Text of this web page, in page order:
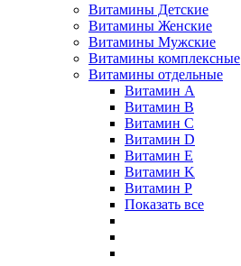
Витамины Детские
Витамины Женские
Витамины Мужские
Витамины комплексные
Витамины отдельные
Витамин A
Витамин B
Витамин C
Витамин D
Витамин E
Витамин K
Витамин P
Показать все